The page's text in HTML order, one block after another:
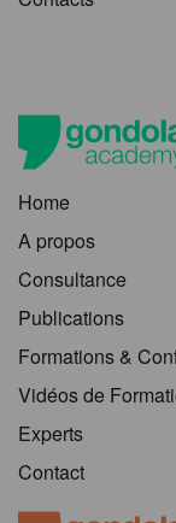
Home
A propos
Consultance
Publications
Formations &
Vidéos de
Experts
Contact